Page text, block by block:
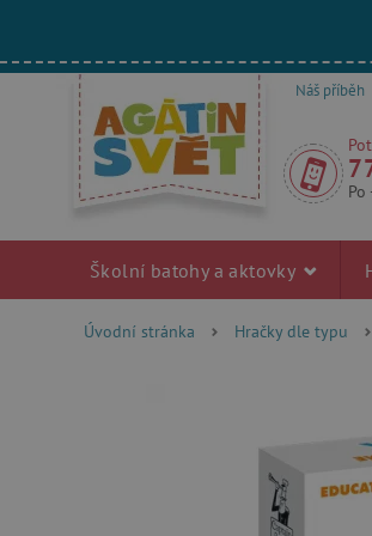
Náš příběh
Po
Školní batohy a aktovky
Úvodní stránka Hračky dle typu